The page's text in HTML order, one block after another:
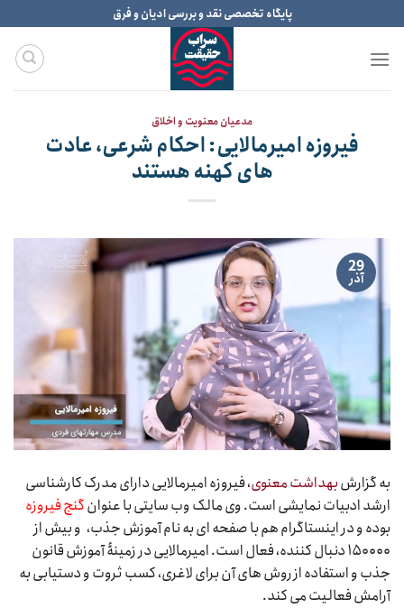
to
content
پایگاه تخصصی نقد و بررسی ادیان و فرق
مدعیان معنویت و اخلاق
فیروزه امیرمالایی: احکام شرعی، عادت
های کهنه هستند
29
آذر
به گزارشبهداشت معنوی، فیروزه امیرمالایی دارای مدرک کارشناسی
ارشد ادبیات نمایشی است. وی مالک وب سایتی با عنوانگنج فیروزه
بوده و در اینستاگرام هم با صفحه ای به نام آموزش جذب، و بیش از
۱۵۰۰۰۰ دنبال کننده، فعال است. امیرمالایی در زمینۀ آموزش قانون
جذب و استفاده از روش های آن برای لاغری، کسب ثروت و دستیابی به
آرامش فعالیت می کند.